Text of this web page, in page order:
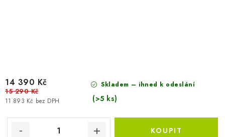
Skladem – ihned k odeslání
(>5 ks)
11 893 Kč bez DPH
14 390 Kč
15 290 Kč